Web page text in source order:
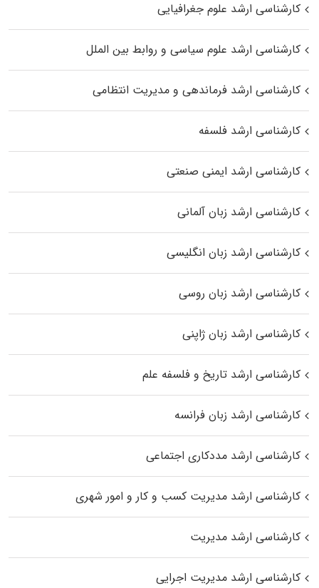
کارشناسی ارشد علوم جغرافیایی
کارشناسی ارشد علوم سیاسی و روابط بین الملل
کارشناسی ارشد فرماندهی و مدیریت انتظامی
کارشناسی ارشد فلسفه
کارشناسی ارشد ایمنی صنعتی
کارشناسی ارشد زبان آلمانی
کارشناسی ارشد زبان انگلیسی
کارشناسی ارشد زبان روسی
کارشناسی ارشد زبان ژاپنی
کارشناسی ارشد تاریخ و فلسفه علم
کارشناسی ارشد زبان فرانسه
کارشناسی ارشد مددکاری اجتماعی
کارشناسی ارشد مدیریت کسب و کار و امور شهری
کارشناسی ارشد مدیریت
کارشناسی ارشد مدیریت اجرایی